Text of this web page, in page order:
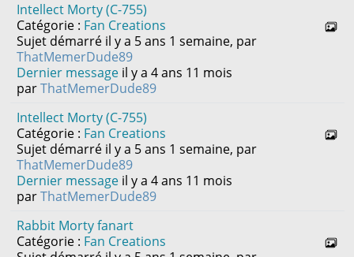
Intellect Morty (C-755)
Catégorie : Fan Creations
Sujet démarré il y a 5 ans 1 semaine, par
ThatMemerDude89
Dernier message il y a 4 ans 11 mois
parThatMemerDude89
Intellect Morty (C-755)
Catégorie : Fan Creations
Sujet démarré il y a 5 ans 1 semaine, par
ThatMemerDude89
Dernier message il y a 4 ans 11 mois
parThatMemerDude89
Rabbit Morty fanart
Catégorie : Fan Creations